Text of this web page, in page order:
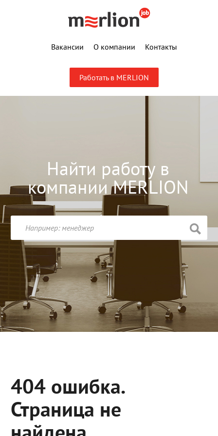
Вакансии О компании Контакты
Работать в MERLION
Найти работу в
компании MERLION
404 ошибка.
Страница не